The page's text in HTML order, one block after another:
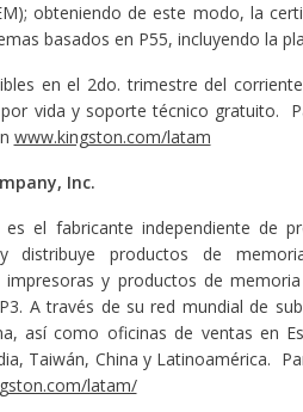
obteniendo de este modo, la
basados en P55, incluyendo la
en el 2do. trimestre del
vida y soporte técnico gratuito.
www.kingston.com/latam
Inc.
es el fabricante independiente de
distribuye productos de
y productos de
A través de su red mundial de
así como oficinas de ventas en
Taiwán, China y Latinoamérica.
latam/